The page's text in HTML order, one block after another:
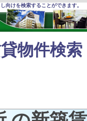
向けを検索することができます。
物件検索